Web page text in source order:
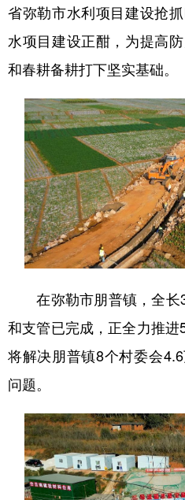
省弥勒市水利项目建设抢
水项目建设正酣，为提高
和春耕备耕打下坚实基础。
在弥勒市朋普镇，全长
和支管已完成，正全力推
将解决朋普镇8个村委会
问题。